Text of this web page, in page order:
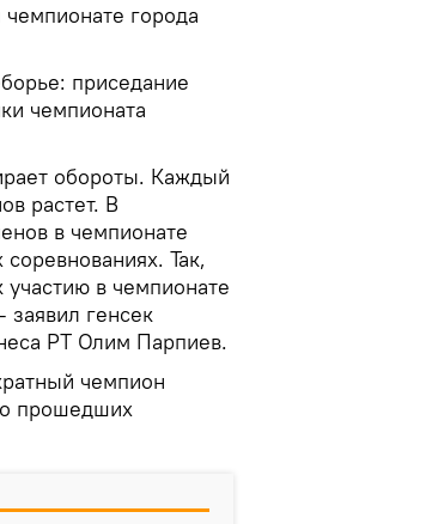
города
приседание
чемпионата
обороты. Каждый
растет. В
в чемпионате
Так,
участию в чемпионате
генсек
РТ Олим Парпиев.
чемпион
о прошедших